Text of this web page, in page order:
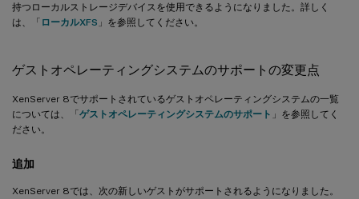
持つローカルストレージデバイスを使用できるようになりました。詳しく
は、「 ローカルXFS 」を参照してください。
ゲストオペレーティングシステムのサポートの変更点
XenServer 8でサポートされているゲストオペレーティングシステムの一覧
については、「ゲストオペレーティングシステムのサポート 」を参照してく
ださい。
追加
XenServer 8では、次の新しいゲストがサポートされるようになりました。